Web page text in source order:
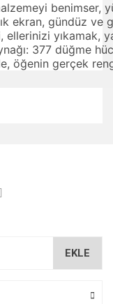
benimser,
ekran, gündüz
yıkamak,
377 düğme
öğenin gerçek
EKLE